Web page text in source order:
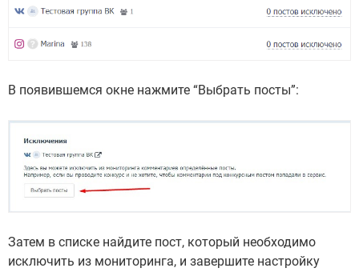
В появившемся окне нажмите “Выбрать посты”:
Затем в списке найдите пост, который необходимо
исключить из мониторинга, и завершите настройку